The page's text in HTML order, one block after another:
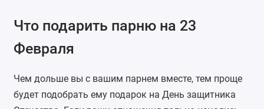
Что подарить парню на 23
Февраля
Чем дольше вы с вашим парнем вместе, тем проще
будет подобрать ему подарок на День защитника